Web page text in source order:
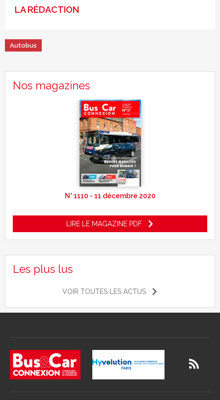
LA RÉDACTION
Autobus
Nos magazines
N° 1110 - 11 décembre 2020
LIRE LE MAGAZINE PDF
Les plus lus
VOIR TOUTES LES ACTUS